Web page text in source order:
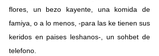
flores, un bezo kayente, una komida de
famiya, o a lo menos, -para las ke tienen sus
keridos en paises leshanos-, un sohbet de
telefono.